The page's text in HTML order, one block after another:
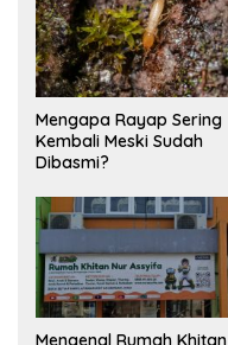
Mengapa Rayap Sering
Kembali Meski Sudah
Dibasmi?
Mengenal Rumah Khitan